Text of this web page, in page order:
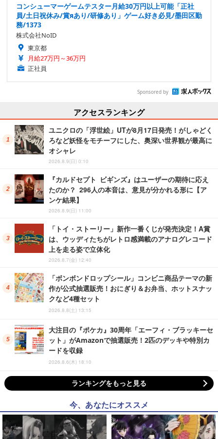
コンシューマーゲームテスター月給30万円以上可能「正社
員/土日祝休み/賞яあり/研修あり」ゲーム好き必見/墨田区勤
務/1373
株式会社NoID
東京都
月給27万円～36万円
正社員
Sponsored by
アクセスランキング
ユニクロの「浮世絵」UTが8月17日発売！がしゃどく
ろなど妖怪をモチーフにした、奥深い世界観が最高に
オシャレ
2026.8.9(日) 0:10
『カルドセプト ビギンズ』はユーザーの期待に応え
たのか？ 296人の本音は、意見が分かれる形に【ア
ンケ結果】
2026.8.9(日) 11:00
「トイ・ストーリー」新作一番くじが発売決定！A賞
は、ウッディたちがレトロ感満載のアナログレコード
上を走る姿で立体化
2026.8.7(金) 12:40
「ボンボンドロップシール」コンビニ商品テーマの新
作が公式抽選販売！おにぎり＆お弁当、ホットスナッ
クなど4種セット
2026.8.8(土) 13:15
大注目の『ポケカ』30周年「エーフィ・ブラッキーセ
ット」がAmazonで抽選販売！2匹のデッキや特別カ
ードを収録
2026.8.6(木) 18:10
ランキングをもっと見る
今、あなたにオススメ